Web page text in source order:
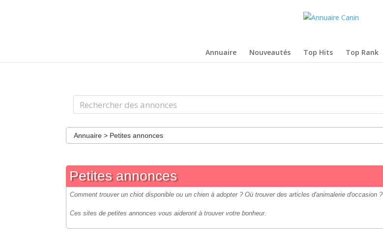
Annuaire Nouveautés Top Hits Top Rank
Annuaire > Petites annonces
Petites annonces
Comment trouver un chiot disponible ou un chien à adopter ? Où trouver des articles d'animalerie d'occasion ?
Ces sites de petites annonces vous aideront à trouver votre bonheur.